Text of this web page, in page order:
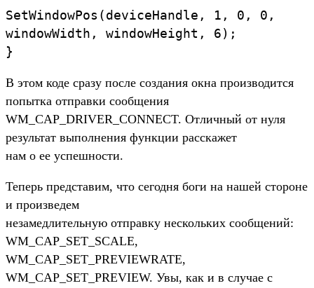
SetWindowPos(deviceHandle, 1, 0, 0,
windowWidth, windowHeight, 6);
}
В этом коде сразу после создания окна производится
попытка отправки сообщения
WM_CAP_DRIVER_CONNECT. Отличный от нуля
результат выполнения функции расскажет
нам о ее успешности.
Теперь представим, что сегодня боги на нашей стороне
и произведем
незамедлительную отправку нескольких сообщений:
WM_CAP_SET_SCALE,
WM_CAP_SET_PREVIEWRATE,
WM_CAP_SET_PREVIEW. Увы, как и в случае с